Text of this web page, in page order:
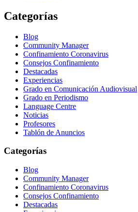
Categorías
Blog
Community Manager
Confinamiento Coronavirus
Consejos Confinamiento
Destacadas
Experiencias
Grado en Comunicación Audiovisual
Grado en Periodismo
Language Centre
Noticias
Profesores
Tablón de Anuncios
Categorías
Blog
Community Manager
Confinamiento Coronavirus
Consejos Confinamiento
Destacadas